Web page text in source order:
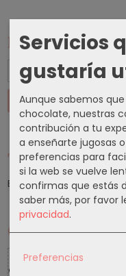
Marcas
Tu Carrito (0)
El carrito de la compra
Cupones
Servicios
gustaría
Aunque sabemos
chocolate, nuestras
contribución a tu
a enseñarte jugosas
preferencias para
si la web se vuelve
confirmas que estás
saber más, por favor
privacidad.
Preferencias